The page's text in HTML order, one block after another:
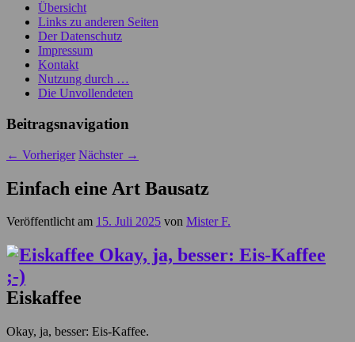
Übersicht
Links zu anderen Seiten
Der Datenschutz
Impressum
Kontakt
Nutzung durch …
Die Unvollendeten
Beitragsnavigation
← Vorheriger Nächster →
Einfach eine Art Bausatz
Veröffentlicht am 15. Juli 2025 von Mister F.
Eiskaffee
Okay, ja, besser: Eis-Kaffee.